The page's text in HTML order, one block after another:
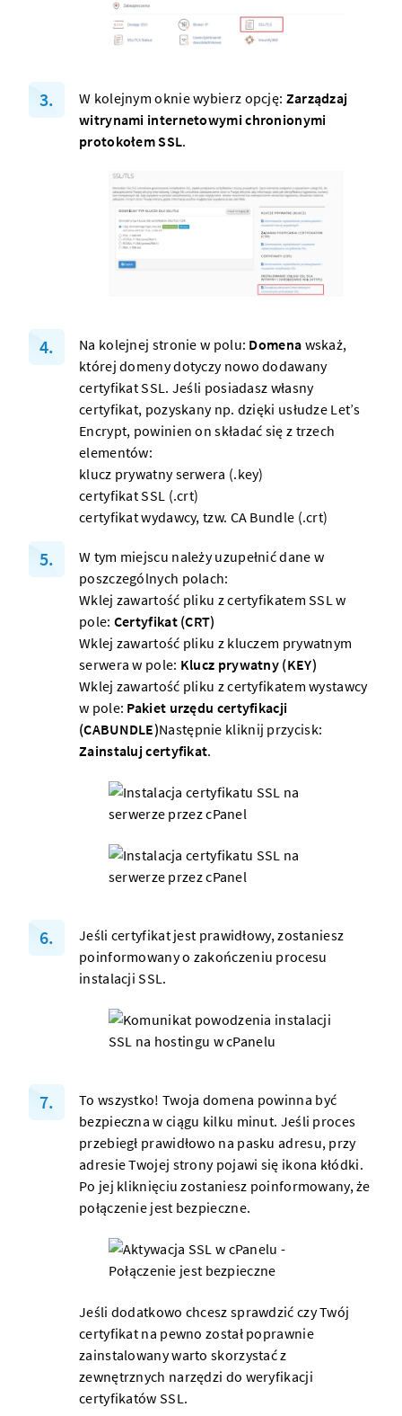
W kolejnym oknie wybierz opcję: Zarządzaj
witrynami internetowymi chronionymi
protokołem SSL.
Na kolejnej stronie w polu: Domena wskaż,
którejdomenydotyczy nowo dodawany
certyfikat SSL. Jeśli posiadasz własny
certyfikat, pozyskany np. dzięki usłudze Let’s
Encrypt, powinien on składać się z trzech
elementów:
klucz prywatnyserwera (.key)
certyfikat SSL (.crt)
certyfikat wydawcy, tzw. CA Bundle (.crt)
W tym miejscu należy uzupełnić dane w
poszczególnych polach:
Wklej zawartość pliku z certyfikatem SSL w
pole: Certyfikat (CRT)
Wklej zawartość pliku z kluczem prywatnym
serwera w pole: Klucz prywatny (KEY)
Wklej zawartość pliku z certyfikatem wystawcy
w pole: Pakiet urzędu certyfikacji
(CABUNDLE)Następnie kliknij przycisk:
Zainstaluj certyfikat.
Jeśli certyfikat jest prawidłowy, zostaniesz
poinformowany o zakończeniu procesu
instalacji SSL.
To wszystko! Twoja domena powinna być
bezpieczna w ciągu kilku minut. Jeśli proces
przebiegł prawidłowo na pasku adresu, przy
adresie Twojej stronypojawi się ikona kłódki.
Po jej kliknięciu zostaniesz poinformowany, że
połączenie jest bezpieczne.
Jeśli dodatkowo chcesz sprawdzić czy Twój
certyfikat na pewno został poprawnie
zainstalowany warto skorzystać z
zewnętrznych narzędzi do weryfikacji
certyfikatów SSL .